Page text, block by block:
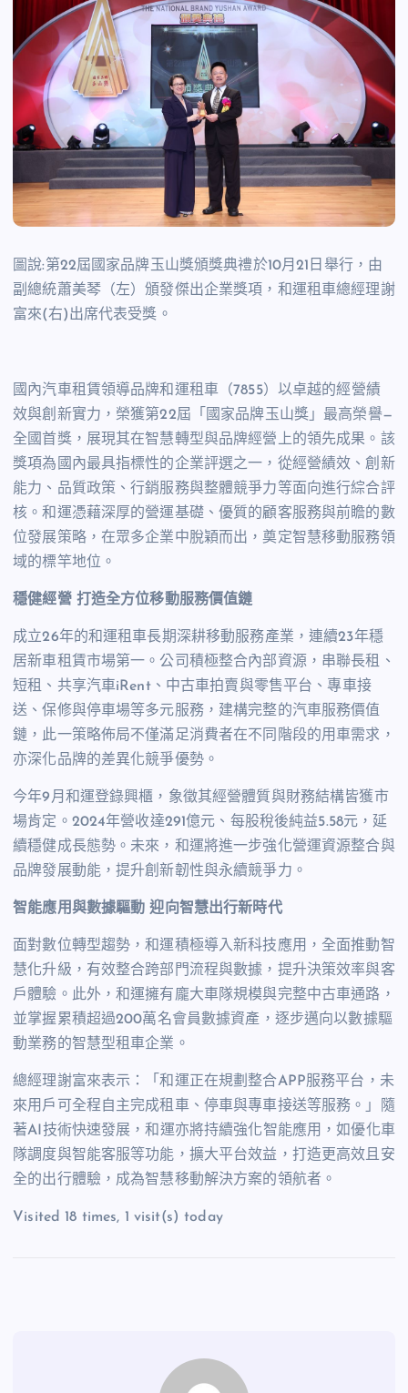
圖說:第22屆國家品牌玉山獎頒獎典禮於10月21日舉行，由
副總統蕭美琴（左）頒發傑出企業獎項，和運租車總經理謝
富來(右)出席代表受獎。
國內汽車租賃領導品牌和運租車（7855）以卓越的經營績
效與創新實力，榮獲第22屆「國家品牌玉山獎」最高榮譽—
全國首獎，展現其在智慧轉型與品牌經營上的領先成果。該
獎項為國內最具指標性的企業評選之一，從經營績效、創新
能力、品質政策、行銷服務與整體競爭力等面向進行綜合評
核。和運憑藉深厚的營運基礎、優質的顧客服務與前瞻的數
位發展策略，在眾多企業中脫穎而出，奠定智慧移動服務領
域的標竿地位。
穩健經營 打造全方位移動服務價值鏈
成立26年的和運租車長期深耕移動服務產業，連續23年穩
居新車租賃市場第一。公司積極整合內部資源，串聯長租、
短租、共享汽車iRent、中古車拍賣與零售平台、專車接
送、保修與停車場等多元服務，建構完整的汽車服務價值
鏈，此一策略佈局不僅滿足消費者在不同階段的用車需求，
亦深化品牌的差異化競爭優勢。
今年9月和運登錄興櫃，象徵其經營體質與財務結構皆獲市
場肯定。2024年營收達291億元、每股稅後純益5.58元，延
續穩健成長態勢。未來，和運將進一步強化營運資源整合與
品牌發展動能，提升創新韌性與永續競爭力。
智能應用與數據驅動 迎向智慧出行新時代
面對數位轉型趨勢，和運積極導入新科技應用，全面推動智
慧化升級，有效整合跨部門流程與數據，提升決策效率與客
戶體驗。此外，和運擁有龐大車隊規模與完整中古車通路，
並掌握累積超過200萬名會員數據資產，逐步邁向以數據驅
動業務的智慧型租車企業。
總經理謝富來表示：「和運正在規劃整合APP服務平台，未
來用戶可全程自主完成租車、停車與專車接送等服務。」隨
著AI技術快速發展，和運亦將持續強化智能應用，如優化車
隊調度與智能客服等功能，擴大平台效益，打造更高效且安
全的出行體驗，成為智慧移動解決方案的領航者。
Visited 18 times, 1 visit(s) today